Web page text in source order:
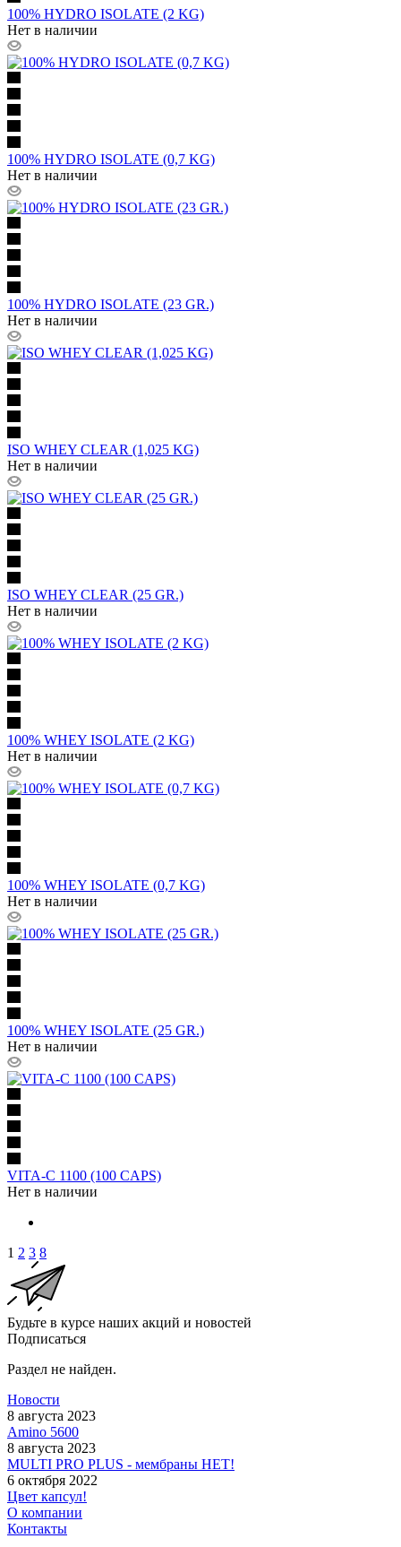
100% HYDRO ISOLATE (2 KG)
Нет в наличии
100% HYDRO ISOLATE (0,7 KG)
Нет в наличии
100% HYDRO ISOLATE (23 GR.)
Нет в наличии
ISO WHEY CLEAR (1,025 KG)
Нет в наличии
ISO WHEY CLEAR (25 GR.)
Нет в наличии
100% WHEY ISOLATE (2 KG)
Нет в наличии
100% WHEY ISOLATE (0,7 KG)
Нет в наличии
100% WHEY ISOLATE (25 GR.)
Нет в наличии
VITA-C 1100 (100 CAPS)
Нет в наличии
1 2 3 8
Будьте в курсе наших акций и новостей
Подписаться
Раздел не найден.
Новости
8 августа 2023
Amino 5600
8 августа 2023
MULTI PRO PLUS - мембраны НЕТ!
6 октября 2022
Цвет капсул!
О компании
Контакты